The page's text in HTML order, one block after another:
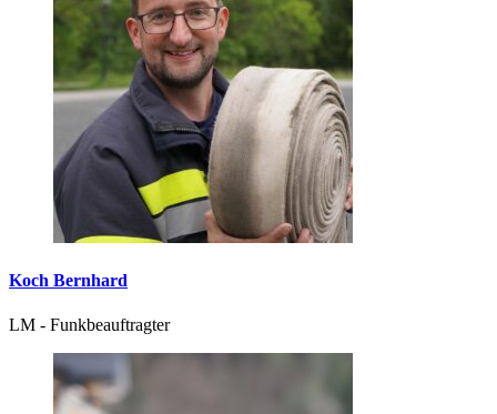
Koch Bernhard
LM - Funkbeauftragter